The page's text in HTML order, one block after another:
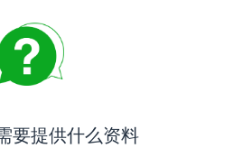
要提供什么资料